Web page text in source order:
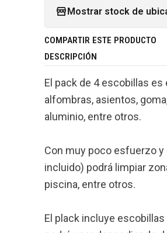
Mostrar stock de
COMPARTIR ESTE PRODUCTO
DESCRIPCIÓN
El pack de 4 escobillas
alfombras, asientos,
aluminio, entre otros.
Con muy poco esfuerzo
incluido) podrá limpiar
piscina, entre otros.
El plack incluye